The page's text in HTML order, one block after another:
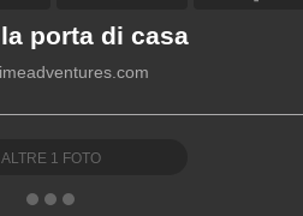
porta di casa
ALTRE 1 FOTO